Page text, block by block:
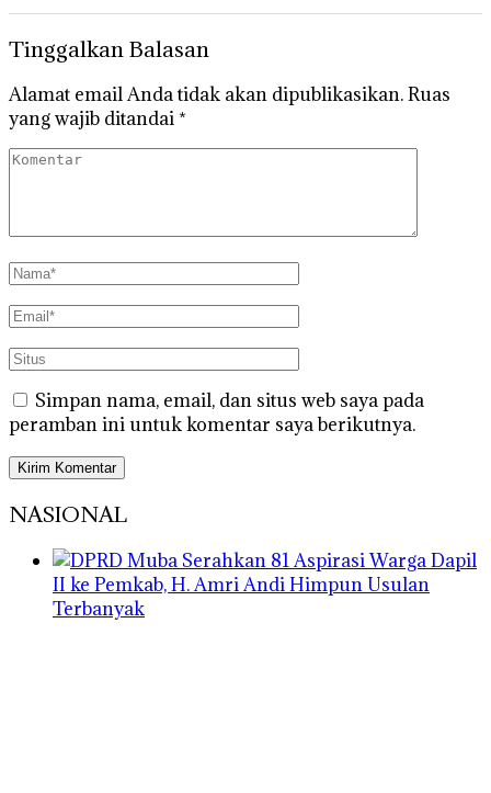
Tinggalkan Balasan
Alamat email Anda tidak akan dipublikasikan.Ruas
yang wajib ditandai *
Simpan nama, email, dan situs web saya pada
peramban ini untuk komentar saya berikutnya.
NASIONAL